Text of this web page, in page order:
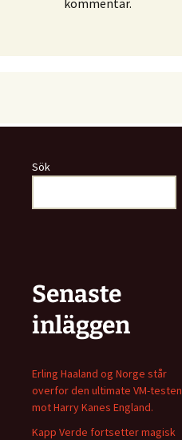
kommentar.
Sök
Senaste
inläggen
Erling Haaland og Norge står
overfor den ultimate VM-testen
mot Harry Kanes England.
Kapp Verde fortsetter magisk